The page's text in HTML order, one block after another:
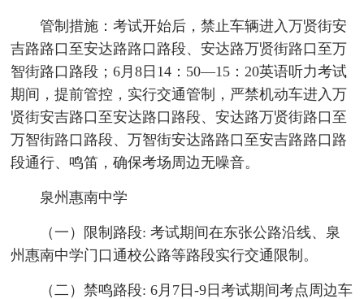
管制措施：考试开始后，禁止车辆进入万贤街安
吉路路口至安达路路口路段、安达路万贤街路口至万
智街路口路段；6月8日14：50—15：20英语听力考试
期间，提前管控，实行交通管制，严禁机动车进入万
贤街安吉路口至安达路口路段、安达路万贤街路口至
万智街路口路段、万智街安达路路口至安吉路路口路
段通行、鸣笛，确保考场周边无噪音。
泉州惠南中学
（一）限制路段: 考试期间在东张公路沿线、泉
州惠南中学门口通校公路等路段实行交通限制。
（二）禁鸣路段: 6月7日-9日考试期间考点周边车